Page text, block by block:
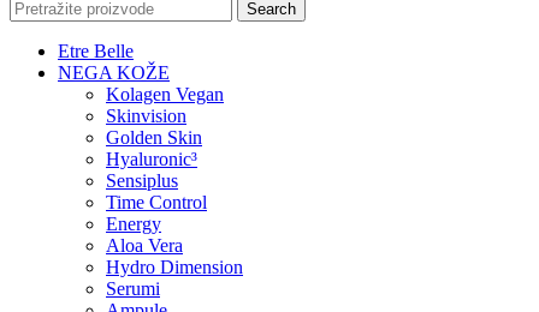
Search
Etre Belle
NEGA KOŽE
Kolagen Vegan
Skinvision
Golden Skin
Hyaluronic³
Sensiplus
Time Control
Energy
Aloa Vera
Hydro Dimension
Serumi